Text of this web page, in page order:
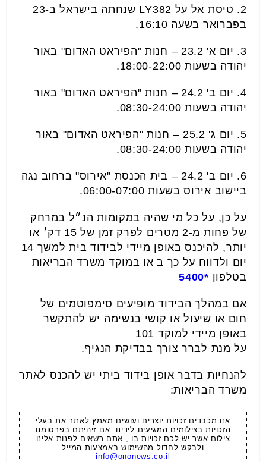
2. טיסת אל על LY382 שנחתה בישראל ב-23
בפברואר בשעה 16:10.
3. יום א' 23.2 – חנות "הפיראט האדום" באור
יהודה בשעות 18:00-22:00.
4. יום ב' 24.2 – חנות "הפיראט האדום" באור
יהודה בשעות 08:30-24:00.
5. יום ג' 25.2 – חנות "הפיראט האדום" באור
יהודה בשעות 08:30-24:00.
6. יום ב' 24.2 – בית הכנסת "אירוס" ברחוב נגה
ביישוב אירוס בשעות 06:00-07:00.
על כן, על כל מי שהיה במקומות הנ״ל במרחק
של פחות מ-2 מטרים לפרק זמן של 15 דק׳ או
יותר, להיכנס באופן מיידי לבידוד בית למשך 14
יום ולדווח על כך ב או במוקד משרד הבריאות
בטלפון *5400
אם במהלך הבידוד מופיעים סימפוטמים של
חום או שיעול או קושי בנשימה יש להתקשר
באופן מיידי למוקד 101
על מנת לברר צורך בבדיקת הנגיף.
להנחיות בדבר אופן בידוד ביתי יש להכנס לאתר
משרד הבריאות:
אנו מכבדים זכויות יוצרים ועושים מאמץ לאתר את בעלי
הזכויות בצילומים המגיעים לידינו .אם זיהיתם בפרסומנו
צילום אשר יש לכם זכויות בו , אתם רשאים לפנות אלינו
ולבקש לחדול מהשימוש באמצעות המייל
info@ononews.co.il